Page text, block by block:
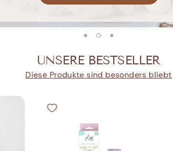
UNSERE BESTSELLER
Diese Produkte sind besonders bliebt